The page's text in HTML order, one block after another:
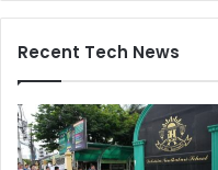
Recent Tech News